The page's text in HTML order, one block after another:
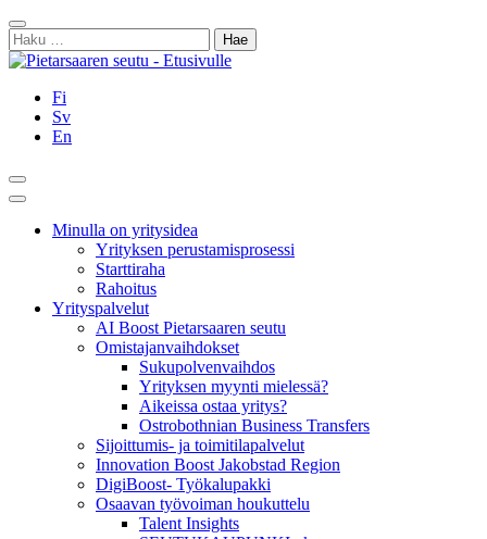
Siirry
sisältöön
Sulje
Haku:
Fi
Sv
En
Hae
Päävalikko
Minulla on yritysidea
Yrityksen perustamisprosessi
Starttiraha
Rahoitus
Yrityspalvelut
AI Boost Pietarsaaren seutu
Omistajanvaihdokset
Sukupolvenvaihdos
Yrityksen myynti mielessä?
Aikeissa ostaa yritys?
Ostrobothnian Business Transfers
Sijoittumis- ja toimitilapalvelut
Innovation Boost Jakobstad Region
DigiBoost- Työkalupakki
Osaavan työvoiman houkuttelu
Talent Insights